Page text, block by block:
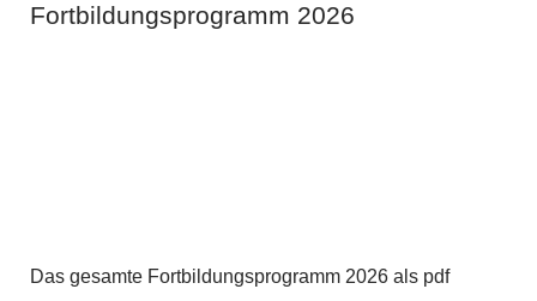
Fortbildungsprogramm 2026
Das gesamte Fortbildungsprogramm 2026 als pdf